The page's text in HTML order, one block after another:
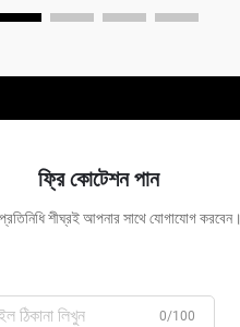
ফ্রি কোটেশন পান
শীঘ্রই আপনার সাথে যোগাযোগ করবেন।
0/100